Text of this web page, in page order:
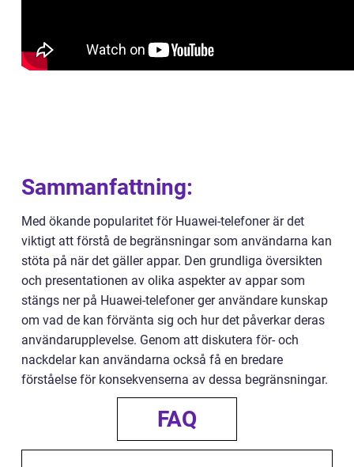
Sammanfattning:
Med ökande popularitet för Huawei-telefoner är det
viktigt att förstå de begränsningar som användarna kan
stöta på när det gäller appar. Den grundliga översikten
och presentationen av olika aspekter av appar som
stängs ner på Huawei-telefoner ger användare kunskap
om vad de kan förvänta sig och hur det påverkar deras
användarupplevelse. Genom att diskutera för- och
nackdelar kan användarna också få en bredare
förståelse för konsekvenserna av dessa begränsningar.
FAQ